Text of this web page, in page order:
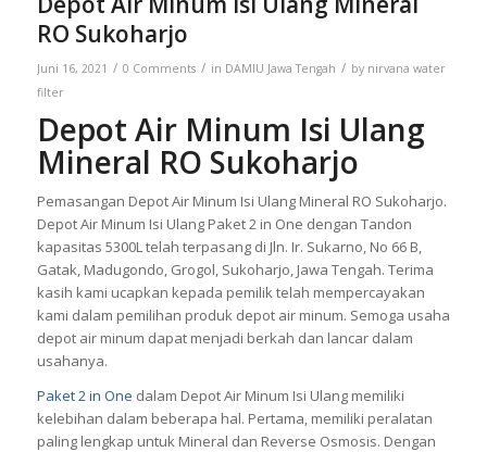
RO Sukoharjo
Juni 16, 2021 / 0 Comments / in DAMIU Jawa Tengah / by nirvana water
filter
Depot Air Minum Isi Ulang
Mineral RO Sukoharjo
Pemasangan Depot Air Minum Isi Ulang Mineral RO Sukoharjo.
Depot Air Minum Isi Ulang Paket 2 in One dengan Tandon
kapasitas 5300L telah terpasang di Jln. Ir. Sukarno, No 66 B,
Gatak, Madugondo, Grogol, Sukoharjo, Jawa Tengah. Terima
kasih kami ucapkan kepada pemilik telah mempercayakan
kami dalam pemilihan produk depot air minum. Semoga usaha
depot air minum dapat menjadi berkah dan lancar dalam
usahanya.
Paket 2 in One dalam Depot Air Minum Isi Ulang memiliki
kelebihan dalam beberapa hal. Pertama, memiliki peralatan
paling lengkap untuk Mineral dan Reverse Osmosis. Dengan